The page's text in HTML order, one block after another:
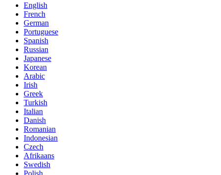
English
French
German
Portuguese
Spanish
Russian
Japanese
Korean
Arabic
Irish
Greek
Turkish
Italian
Danish
Romanian
Indonesian
Czech
Afrikaans
Swedish
Polish